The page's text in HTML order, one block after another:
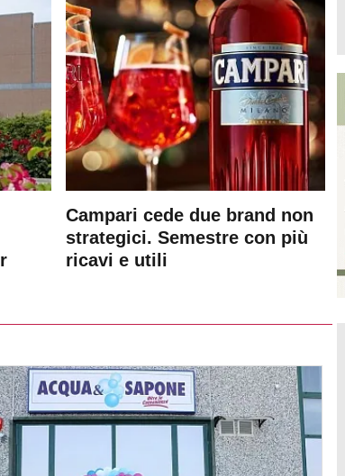
Campari cede due brand non
strategici. Semestre con più
ricavi e utili